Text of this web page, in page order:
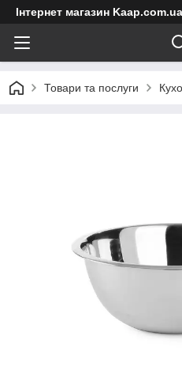
Інтернет магазин Kaap.com.ua
Товари та послуги